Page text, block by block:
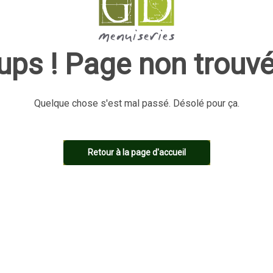
! Page non
Quelque chose s'est mal passé. Désolé pour ça.
Retour à la page d'accueil